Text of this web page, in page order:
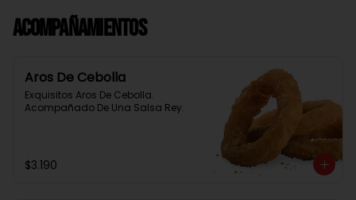
Acompañamientos
Aros De Cebolla
Exquisitos Aros De Cebolla.
Acompañado De Una Salsa Rey.
$3.190